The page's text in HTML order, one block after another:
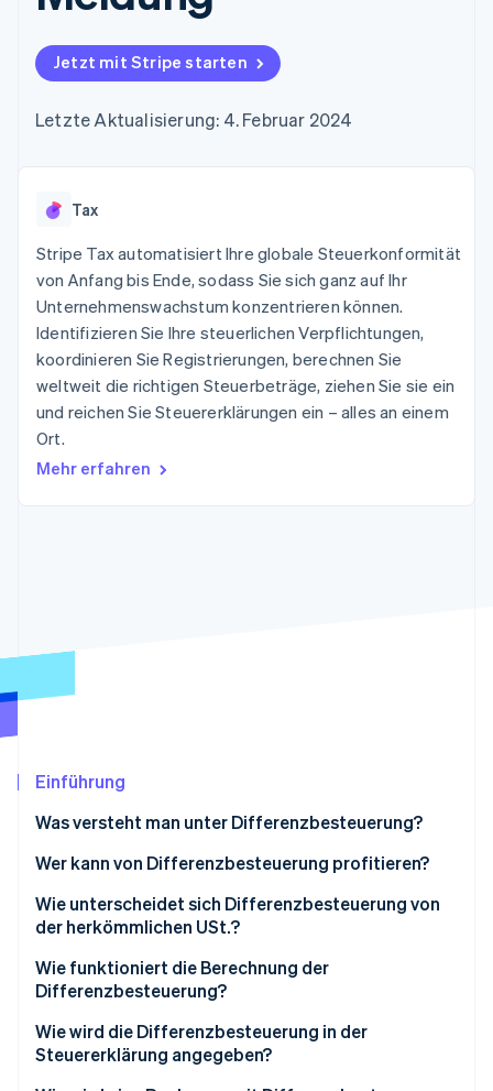
Zugriff auf mehr als
125
Terminal
Zahlungen vor Ort
Boost
Autorisierungsraten
Beschleunigter
Financial
Connections
Verbundene
Finanzdaten
Mehr
Product roadmap
Ausblick
Radar
Jetzt ansehen
Geldmanagement
SaaS
Bewirtung, Reisen und
Freizeit
Versicherungen
Medien und
Unterhaltung
Gemeinnützige
Organisationen
Fachdienstleistungen
Öffentlicher Sektor
Ecosystem
Marktplatz auf
Abonnementverwaltung
nutzungsbasierte
Abrechnung um
Karten ausgeben: So
Diensten mit Agenten
Ressourcen
App-Integrationen
Code-Beispiele
Entwickler-Blog
Stripe Sessions
Karriere
Stripe Press
kontaktieren
Partner werden
Jetzt mit Stripe starten
Letzte Aktualisierung: 4. Februar 2024
Tax
Stripe Tax automatisiert Ihre globale Steuerkonformität
von Anfang bis Ende, sodass Sie sich ganz auf Ihr
Unternehmenswachstum konzentrieren können.
Identifizieren Sie Ihre steuerlichen Verpflichtungen,
koordinieren Sie Registrierungen, berechnen Sie
weltweit die richtigen Steuerbeträge, ziehen Sie sie ein
und reichen Sie Steuererklärungen ein – alles an einem
Ort.
Mehr erfahren
Einführung
Was versteht man unter Differenzbesteuerung?
Wer kann von Differenzbesteuerung profitieren?
Ausnahmen
Wie unterscheidet sich Differenzbesteuerung von
der herkömmlichen USt.?
Wie funktioniert die Berechnung der
Differenzbesteuerung?
Einzeldifferenz
Gesamtdifferenz
Wie wird die Differenzbesteuerung in der
Steuererklärung angegeben?